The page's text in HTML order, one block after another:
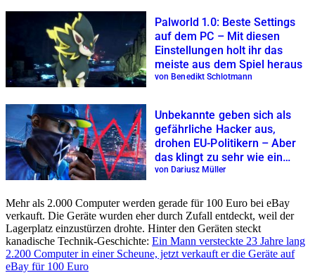
Palworld 1.0: Beste Settings
auf dem PC – Mit diesen
Einstellungen holt ihr das
meiste aus dem Spiel heraus
von Benedikt Schlotmann
Unbekannte geben sich als
gefährliche Hacker aus,
drohen EU-Politikern – Aber
das klingt zu sehr wie ein
Ubisoft-Klassiker
von Dariusz Müller
Mehr als 2.000 Computer werden gerade für 100 Euro bei eBay
verkauft. Die Geräte wurden eher durch Zufall entdeckt, weil der
Lagerplatz einzustürzen drohte. Hinter den Geräten steckt
kanadische Technik-Geschichte: Ein Mann versteckte 23 Jahre lang
2.200 Computer in einer Scheune, jetzt verkauft er die Geräte auf
eBay für 100 Euro